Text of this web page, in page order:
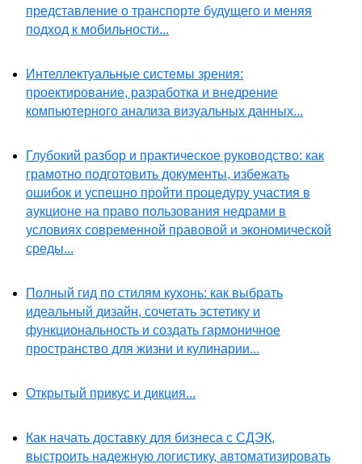
представление о транспорте будущего и меняя
подход к мобильности...
Интеллектуальные системы зрения:
проектирование, разработка и внедрение
компьютерного анализа визуальных данных...
Глубокий разбор и практическое руководство: как
грамотно подготовить документы, избежать
ошибок и успешно пройти процедуру участия в
аукционе на право пользования недрами в
условиях современной правовой и экономической
среды...
Полный гид по стилям кухонь: как выбрать
идеальный дизайн, сочетать эстетику и
функциональность и создать гармоничное
пространство для жизни и кулинарии...
Открытый прикус и дикция...
Как начать доставку для бизнеса с СДЭК,
выстроить надежную логистику, автоматизировать